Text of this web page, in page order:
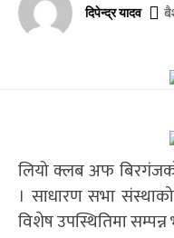
दिपेन्द्र यादव
लियो क्लब अफ
। साधारण सभा
विशेष उपस्थितिमा